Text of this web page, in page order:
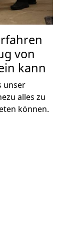
von
kann
unser
alles zu
können.